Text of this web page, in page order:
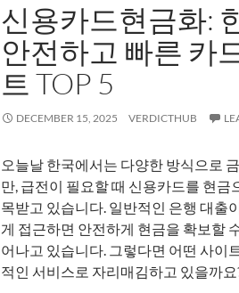
신용카드현금화:
안전하고 빠른 카
트 TOP 5
DECEMBER 15, 2025 VERDICTHUB
오늘날 한국에서는 다양한 방식으로
만, 급전이 필요할 때 신용카드를 현금
목받고 있습니다. 일반적인 은행 대출
게 접근하면 안전하게 현금을 확보할
어나고 있습니다. 그렇다면 어떤 사이
적인 서비스로 자리매김하고 있을까요